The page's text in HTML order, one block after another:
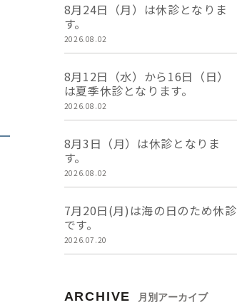
8月24日（月）は休診となりま
す。
2026.08.02
8月12日（水）から16日（日）
は夏季休診となります。
2026.08.02
8月3日（月）は休診となりま
す。
2026.08.02
7月20日(月)は海の日のため休診
です。
2026.07.20
ARCHIVE 月別アーカイブ